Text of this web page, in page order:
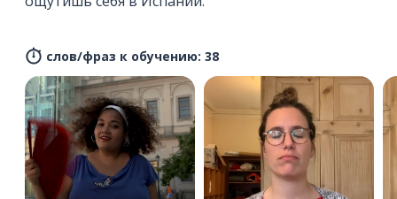
слов/фраз к обучению: 38